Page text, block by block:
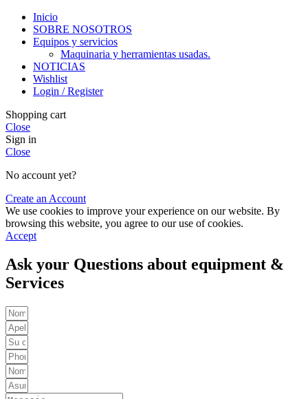
Inicio
SOBRE NOSOTROS
Equipos y servicios
Maquinaria y herramientas usadas.
NOTICIAS
Wishlist
Login / Register
Shopping cart
Close
Sign in
Close
No account yet?
Create an Account
We use cookies to improve your experience on our website. By
browsing this website, you agree to our use of cookies.
Accept
Ask your Questions about equipment &
Services